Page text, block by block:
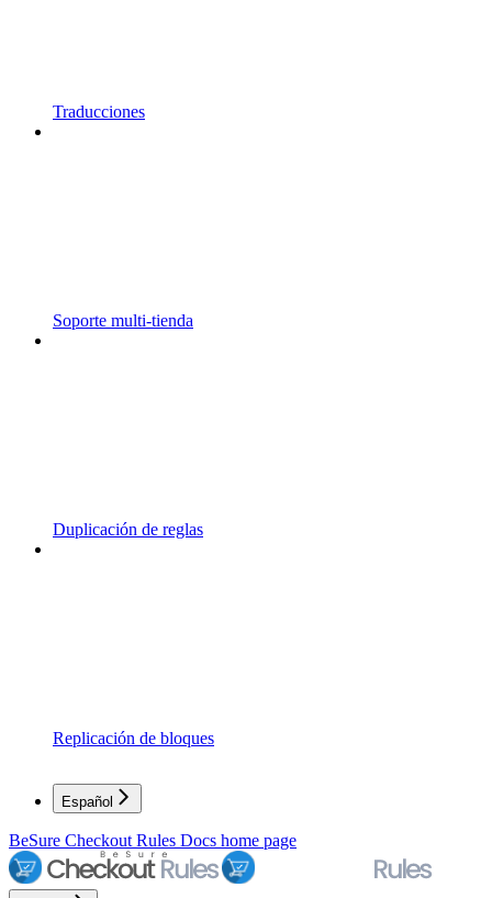
Traducciones
Soporte multi-tienda
Duplicación de reglas
Replicación de bloques
Español
BeSure Checkout Rules Docs home page